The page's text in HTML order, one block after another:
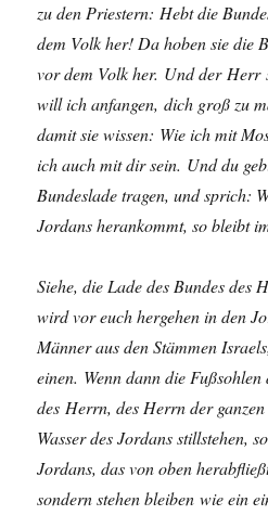
zu den Priestern: Hebt die
dem Volk her! Da hoben sie die
vor dem Volk her. Und der Herr
will ich anfangen, dich groß zu
damit sie wissen: Wie ich mit
ich auch mit dir sein. Und du
Bundeslade tragen, und sprich:
Jordans herankommt, so bleibt
Siehe, die Lade des Bundes des
wird vor euch hergehen in den
Männer aus den Stämmen
einen. Wenn dann die
des Herrn, des Herrn der
Wasser des Jordans stillstehen,
Jordans, das von oben
sondern stehen bleiben wie ein